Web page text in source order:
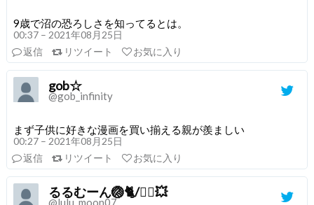
9歳で沼の恐ろしさを知ってるとは。
00:37 – 2021年08月25日
返信
リツイート お気に入り
gob☆
@gob_infinity
まず子供に好きな漫画を買い揃える親が羨ましい
00:27 – 2021年08月25日
返信
リツイート お気に入り
るるむーん🏐🐈/🦸‍♂️💥
@lulu_moon07